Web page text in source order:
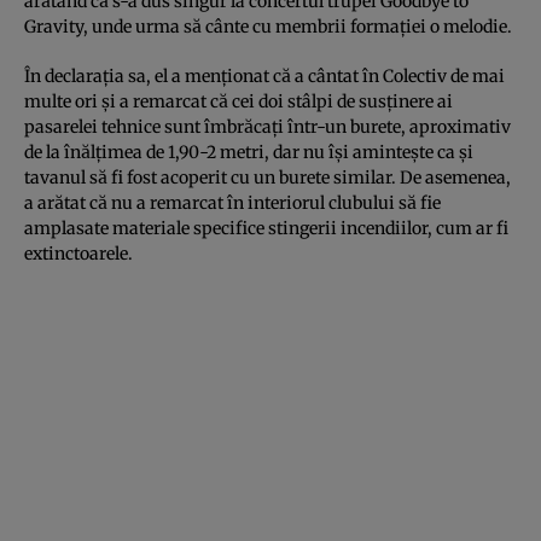
Gravity, unde urma să cânte cu membrii formaţiei o melodie.
În declaraţia sa, el a menţionat că a cântat în Colectiv de mai
multe ori şi a remarcat că cei doi stâlpi de susţinere ai
pasarelei tehnice sunt îmbrăcaţi într-un burete, aproximativ
de la înălţimea de 1,90-2 metri, dar nu îşi aminteşte ca şi
tavanul să fi fost acoperit cu un burete similar. De asemenea,
a arătat că nu a remarcat în interiorul clubului să fie
amplasate materiale specifice stingerii incendiilor, cum ar fi
extinctoarele.